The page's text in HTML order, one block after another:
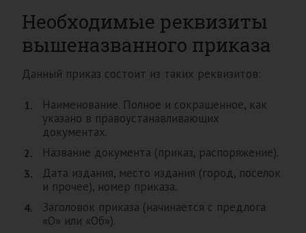
Необходимые реквизиты
вышеназванного приказа
Данный приказ состоит из таких реквизитов:
Наименование. Полное и сокращенное, как
указано в правоустанавливающих
документах.
Название документа (приказ, распоряжение).
Дата издания, место издания (город, поселок
и прочее), номер приказа.
Заголовок приказа (начинается с предлога
«О» или «Об»).